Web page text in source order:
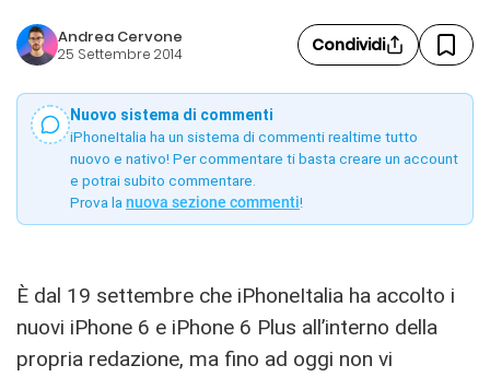
Andrea Cervone
25 Settembre 2014 Condividi
Nuovo sistema di commenti
iPhoneItalia ha un sistema di commenti realtime tutto
nuovo e nativo! Per commentare ti basta creare un account
e potrai subito commentare.
Prova la nuova sezione commenti!
È dal 19 settembre che iPhoneItalia ha accolto i
nuovi iPhone 6 e iPhone 6 Plus all’interno della
propria redazione, ma fino ad oggi non vi